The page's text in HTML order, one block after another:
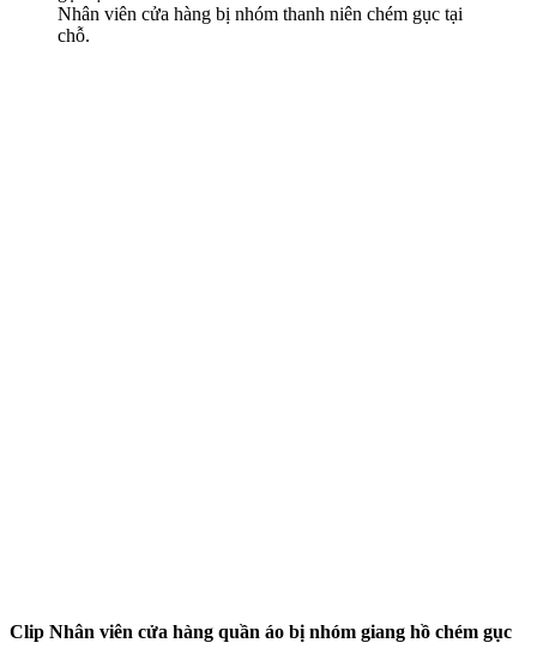
Nhân viên cửa hàng bị nhóm thanh niên chém gục tại
chỗ.
Clip Nhân viên cửa hàng quần áo bị nhóm giang hồ chém gục